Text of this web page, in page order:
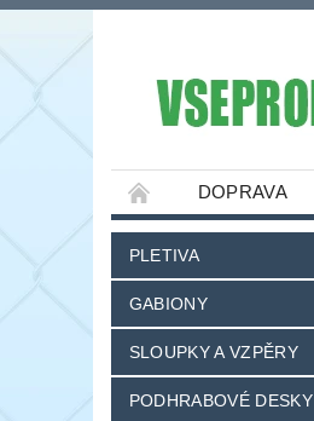
DOPRAVA
PLETIVA
GABIONY
SLOUPKY A VZPĚRY
PODHRABOVÉ DESKY